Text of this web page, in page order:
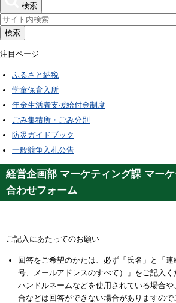
検索
検索
注目ページ
ふるさと納税
学童保育入所
年金生活者支援給付金制度
ごみ集積所・ごみ分別
防災ガイドブック
一般競争入札公告
経営企画部 マーケティング課 マー
合わせフォーム
ご記入にあたってのお願い
回答をご希望のかたは、必ず「氏名」と「
号、メールアドレスのすべて）」をご記入
ハンドルネームなどを使用されている場合
合などは回答ができない場合がありますので